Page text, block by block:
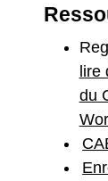
lire
du